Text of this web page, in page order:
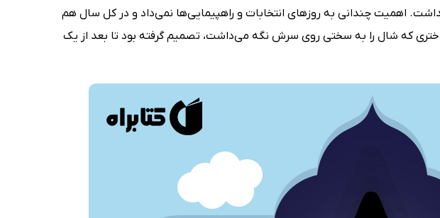
اهمیت چندانی به روزهای انتخابات و راهپیمایی‌ها نمی‌داد و در کل سال هم
که شال را به سختی روی سرش نگه می‌داشت، تصمیم گرفته بود تا بعد از یک